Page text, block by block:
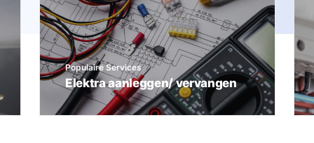
Populaire Services
Elektra aanleggen/ vervangen